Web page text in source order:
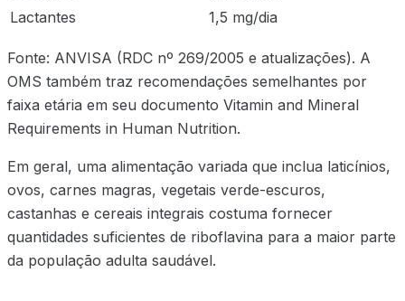
Lactantes
1,5 mg/dia
Fonte: ANVISA (RDC nº 269/2005 e atualizações). A
OMS também traz recomendações semelhantes por
faixa etária em seu documento Vitamin and Mineral
Requirements in Human Nutrition.
Em geral, uma alimentação variada que inclua laticínios,
ovos, carnes magras, vegetais verde-escuros,
castanhas e cereais integrais costuma fornecer
quantidades suficientes de riboflavina para a maior parte
da população adulta saudável.